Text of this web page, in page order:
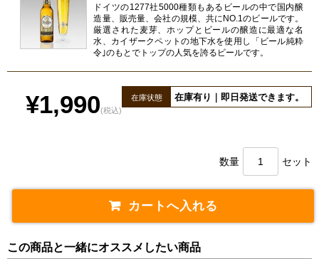
ドイツの1277社5000種類もあるビールの中で国内醸
造量、販売量、会社の規模、共にNO.1のビールです。
厳選された麦芽、ホップとビールの醸造に最適な名
水、カイザークペットの地下水を使用し「ビール純粋
令｣のもとでトップの人気を誇るビールです。
在庫状態 在庫有り｜即日発送できます。
¥1,990(税込)
数量 セット
この商品と一緒にオススメしたい商品